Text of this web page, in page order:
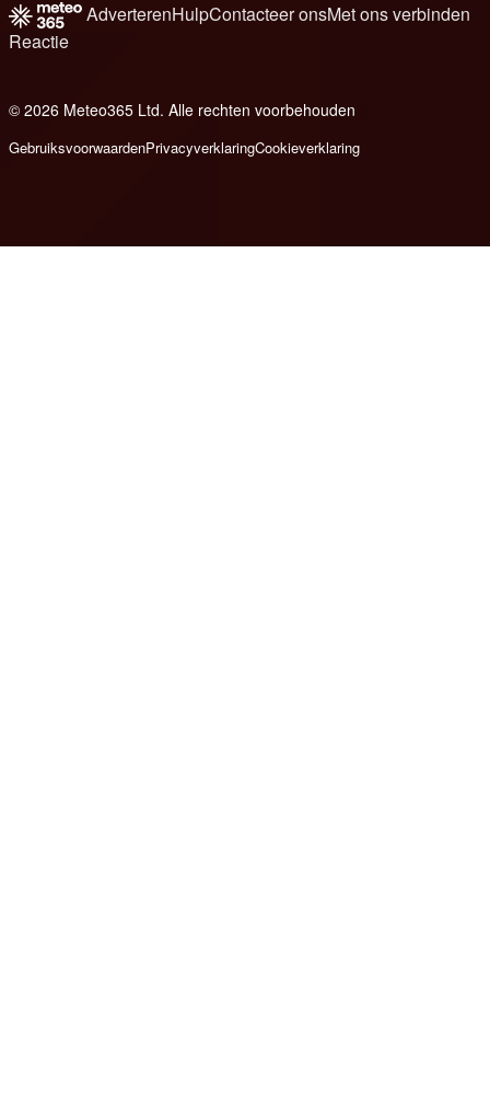
AdverterenHulpContacteer onsMet ons verbinden
Reactie
© 2026 Meteo365 Ltd. Alle rechten voorbehouden
GebruiksvoorwaardenPrivacyverklaringCookieverklaring